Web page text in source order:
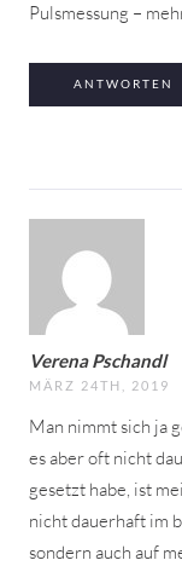
Pulsmessung –
ANTWORTEN
Verena Pschandl
MÄRZ 24TH, 2019
Man nimmt sich ja
es aber oft nicht
gesetzt habe, ist
nicht dauerhaft im
sondern auch auf